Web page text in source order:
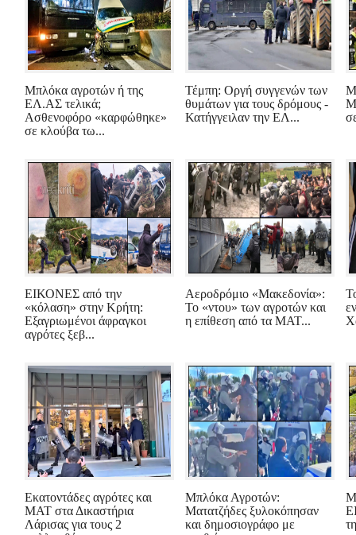
Μπλόκα αγροτών ή της
ΕΛ.ΑΣ τελικά;
Ασθενοφόρο «καρφώθηκε»
σε κλούβα τω...
Τέμπη: Οργή συγγενών των
θυμάτων για τους δρόμους -
Κατήγγειλαν την ΕΛ...
ΕΙΚΟΝΕΣ από την
«κόλαση» στην Κρήτη:
Εξαγριωμένοι άφραγκοι
αγρότες ξεβ...
Αεροδρόμιο «Μακεδονία»:
Το «ντου» των αγροτών και
η επίθεση από τα ΜΑΤ...
Εκατοντάδες αγρότες και
ΜΑΤ στα Δικαστήρια
Λάρισας για τους 2
Μπλόκα Αγροτών:
Ματατζήδες ξυλοκόπησαν
και δημοσιογράφο με